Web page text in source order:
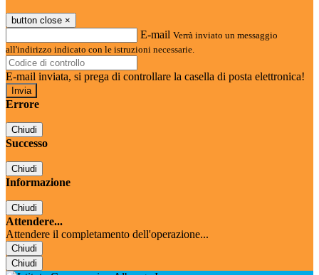
button close ×
E-mail Verrà inviato un messaggio
all'indirizzo indicato con le istruzioni necessarie.
E-mail inviata, si prega di controllare la casella di posta elettronica!
Errore
Chiudi
Successo
Chiudi
Informazione
Chiudi
Attendere...
Attendere il completamento dell'operazione...
Chiudi
Chiudi